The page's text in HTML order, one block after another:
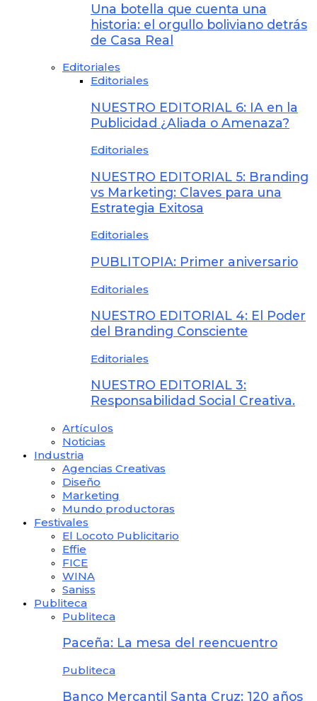
Una botella que cuenta una
historia: el orgullo boliviano detrás
de Casa Real
Editoriales
Editoriales
NUESTRO EDITORIAL 6: IA en la
Publicidad ¿Aliada o Amenaza?
Editoriales
NUESTRO EDITORIAL 5: Branding
vs Marketing: Claves para una
Estrategia Exitosa
Editoriales
PUBLITOPIA: Primer aniversario
Editoriales
NUESTRO EDITORIAL 4: El Poder
del Branding Consciente
Editoriales
NUESTRO EDITORIAL 3:
Responsabilidad Social Creativa.
Artículos
Noticias
Industria
Agencias Creativas
Diseño
Marketing
Mundo productoras
Festivales
El Locoto Publicitario
Effie
FICE
WINA
Saniss
Publiteca
Publiteca
Paceña: La mesa del reencuentro
Publiteca
Banco Mercantil Santa Cruz: 120 años